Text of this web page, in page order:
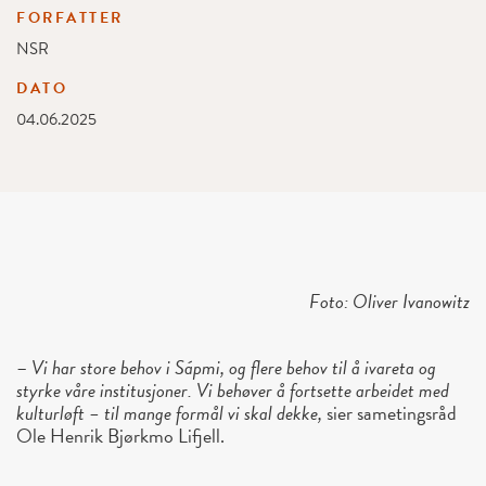
FORFATTER
NSR
DATO
04.06.2025
Foto: Oliver Ivanowitz
– Vi har store behov i Sápmi, og flere behov til å ivareta og
styrke våre institusjoner. Vi behøver å fortsette arbeidet med
kulturløft – til mange formål vi skal dekke, sier sametingsråd
Ole Henrik Bjørkmo Lifjell.